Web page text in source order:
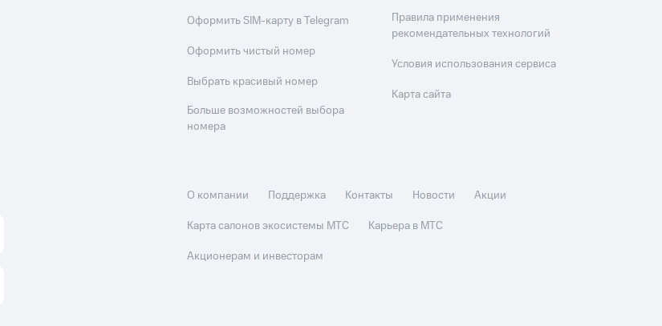
Оформить SIM-карту в Telegram
Оформить чистый номер
Выбрать красивый номер
Больше возможностей выбора
номера
Правила применения
рекомендательных технологий
Условия использования сервиса
Карта сайта
О компании Поддержка Контакты Новости
Акции
Карта салонов экосистемы МТС
Карьера в МТС
Акционерам и инвесторам